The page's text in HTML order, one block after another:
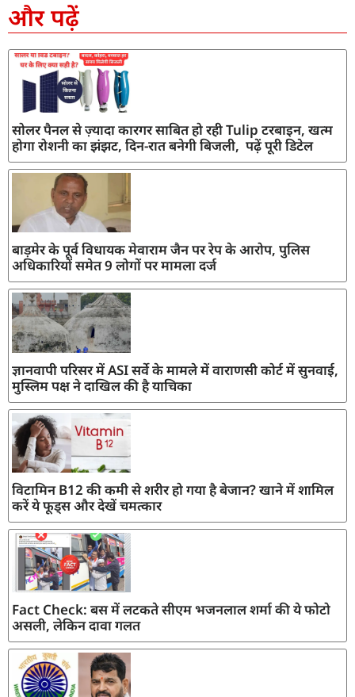
और पढ़ें
सोलर पैनल से ज़्यादा कारगर साबित हो रही Tulip टरबाइन, खत्म
होगा रोशनी का झंझट, दिन-रात बनेगी बिजली, पढ़ें पूरी डिटेल
बाड़मेर के पूर्व विधायक मेवाराम जैन पर रेप के आरोप, पुलिस
अधिकारियों समेत 9 लोगों पर मामला दर्ज
ज्ञानवापी परिसर में ASI सर्वे के मामले में वाराणसी कोर्ट में सुनवाई,
मुस्लिम पक्ष ने दाखिल की है याचिका
विटामिन B12 की कमी से शरीर हो गया है बेजान? खाने में शामिल
करें ये फूड्स और देखें चमत्कार
Fact Check: बस में लटकते सीएम भजनलाल शर्मा की ये फोटो
असली, लेकिन दावा गलत